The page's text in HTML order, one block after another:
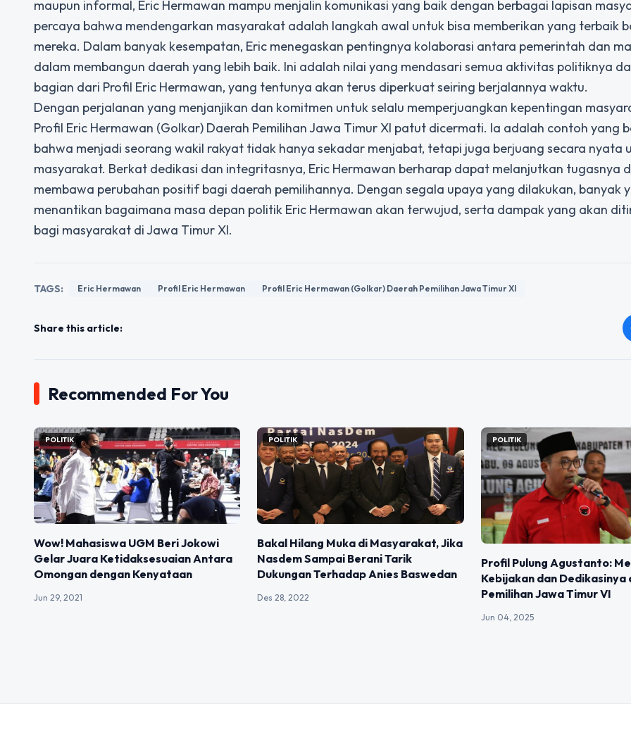
maupun informal, Eric Hermawan mampu menjalin komunikasi yang baik dengan berbagai lapisan
percaya bahwa mendengarkan masyarakat adalah langkah awal untuk bisa memberikan yang terbaik
mereka. Dalam banyak kesempatan, Eric menegaskan pentingnya kolaborasi antara pemerintah dan
dalam membangun daerah yang lebih baik. Ini adalah nilai yang mendasari semua aktivitas politiknya
bagian dari Profil Eric Hermawan, yang tentunya akan terus diperkuat seiring berjalannya waktu.
Dengan perjalanan yang menjanjikan dan komitmen untuk selalu memperjuangkan kepentingan
Profil Eric Hermawan (Golkar) Daerah Pemilihan Jawa Timur XI patut dicermati. Ia adalah contoh yang
bahwa menjadi seorang wakil rakyat tidak hanya sekadar menjabat, tetapi juga berjuang secara nyata
masyarakat. Berkat dedikasi dan integritasnya, Eric Hermawan berharap dapat melanjutkan tugasnya
membawa perubahan positif bagi daerah pemilihannya. Dengan segala upaya yang dilakukan, banyak
menantikan bagaimana masa depan politik Eric Hermawan akan terwujud, serta dampak yang akan
bagi masyarakat di Jawa Timur XI.
TAGS: Eric Hermawan Profil Eric Hermawan Profil Eric Hermawan (Golkar) Daerah Pemilihan Jawa Timur XI
Share this article:
Recommended For You
POLITIK
Wow! Mahasiswa UGM Beri Jokowi
Gelar Juara Ketidaksesuaian Antara
Omongan dengan Kenyataan
Jun 29, 2021
POLITIK
Bakal Hilang Muka di Masyarakat, Jika
Nasdem Sampai Berani Tarik
Dukungan Terhadap Anies Baswedan
Des 28, 2022
POLITIK
Profil Pulung Agustanto:
Kebijakan dan Dedikasinya
Pemilihan Jawa Timur VI
Jun 04, 2025